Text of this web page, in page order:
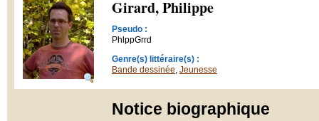
Girard, Philippe
Pseudo :
PhlppGrrd
Genre(s) littéraire(s) :
Bande dessinée, Jeunesse
Notice biographique